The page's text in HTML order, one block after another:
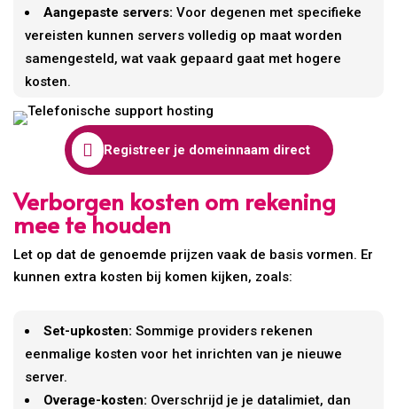
Aangepaste servers: Voor degenen met specifieke
vereisten kunnen servers volledig op maat worden
samengesteld, wat vaak gepaard gaat met hogere
kosten.
 Registreer je domeinnaam direct
Verborgen kosten om rekening
mee te houden
Let op dat de genoemde prijzen vaak de basis vormen. Er
kunnen extra kosten bij komen kijken, zoals:
Set-upkosten: Sommige providers rekenen
eenmalige kosten voor het inrichten van je nieuwe
server.
Overage-kosten: Overschrijd je je datalimiet, dan